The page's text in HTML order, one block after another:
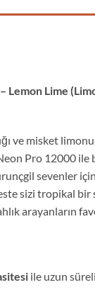
Lemon Lime
ve misket
Pro 12000 ile
sevenler
sizi tropikal bir
arayanların
ile uzun